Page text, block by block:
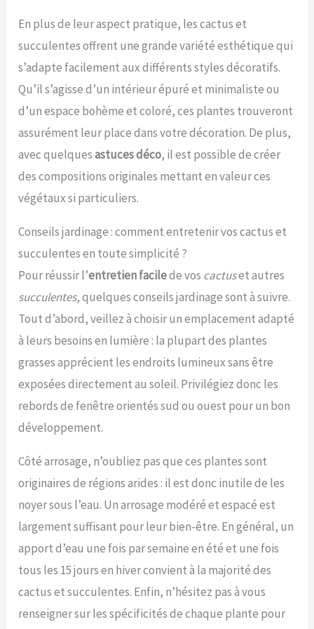
En plus de leur aspect pratique, les cactus et
succulentes offrent une grande variété esthétique qui
s’adapte facilement aux différents styles décoratifs.
Qu’il s’agisse d’un intérieur épuré et minimaliste ou
d’un espace bohème et coloré, ces plantes trouveront
assurément leur place dans votre décoration. De plus,
avec quelquesastuces déco, il est possible de créer
des compositions originales mettant en valeur ces
végétaux si particuliers.
Conseils jardinage : comment entretenir vos cactus et
succulentes en toute simplicité ?
Pour réussir l’entretien facilede vos cactuset autres
succulentes, quelques conseils jardinage sont à suivre.
Tout d’abord, veillez à choisir un emplacement adapté
à leurs besoins en lumière : la plupart des plantes
grasses apprécient les endroits lumineux sans être
exposées directement au soleil. Privilégiez donc les
rebords de fenêtre orientés sud ou ouest pour un bon
développement.
Côté arrosage, n’oubliez pas que ces plantes sont
originaires de régions arides : il est donc inutile de les
noyer sous l’eau. Un arrosage modéré et espacé est
largement suffisant pour leur bien-être. En général, un
apport d’eau une fois par semaine en été et une fois
tous les 15 jours en hiver convient à la majorité des
cactus et succulentes. Enfin, n’hésitez pas à vous
renseigner sur les spécificités de chaque plante pour